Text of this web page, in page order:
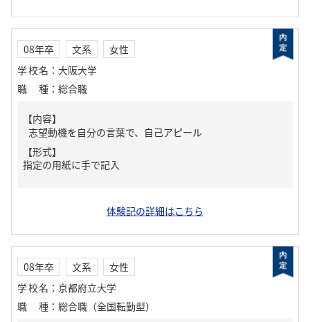
08年卒 文系
女性
学校名 ： 大阪大学
職種 ： 総合職
【内容】
志望動機を自分の言葉で、自己アピール
【形式】
指定の用紙に手で記入
体験記の詳細はこちら
08年卒 文系
女性
学校名 ： 京都府立大学
職種 ： 総合職（全国転勤型）